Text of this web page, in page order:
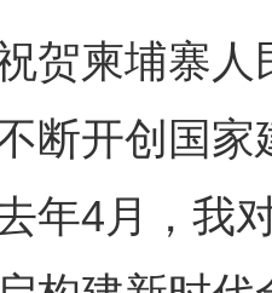
柬埔寨人
断开创国
年4月，我